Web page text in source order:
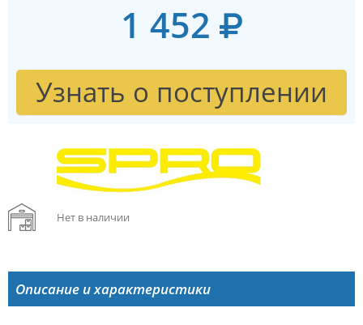
1 452
Узнать о поступлении
Нет в наличии
Описание и характеристики